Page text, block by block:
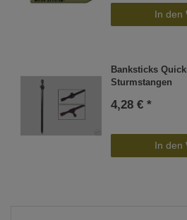
In den
Banksticks
Sturmstangen
4,28 € *
In den